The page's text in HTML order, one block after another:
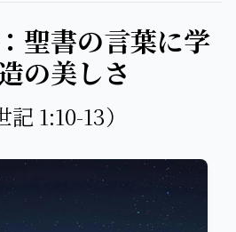
聖書の言葉に学
の美しさ
記 1:10-13）